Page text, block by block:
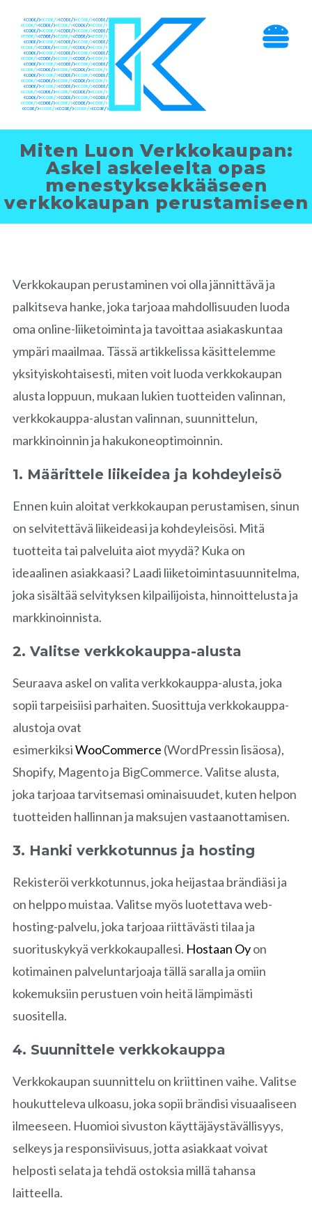
Miten Luon Verkkokaupan:
Askel askeleelta opas
menestyksekkääseen
verkkokaupan perustamiseen
Verkkokaupan perustaminen voi olla jännittävä ja
palkitseva hanke, joka tarjoaa mahdollisuuden luoda
oma online-liiketoiminta ja tavoittaa asiakaskuntaa
ympäri maailmaa. Tässä artikkelissa käsittelemme
yksityiskohtaisesti, miten voit luoda verkkokaupan
alusta loppuun, mukaan lukien tuotteiden valinnan,
verkkokauppa-alustan valinnan, suunnittelun,
markkinoinnin ja hakukoneoptimoinnin.
1. Määrittele liikeidea ja kohdeyleisö
Ennen kuin aloitat verkkokaupan perustamisen, sinun
on selvitettävä liikeideasi ja kohdeyleisösi. Mitä
tuotteita tai palveluita aiot myydä? Kuka on
ideaalinen asiakkaasi? Laadi liiketoimintasuunnitelma,
joka sisältää selvityksen kilpailijoista, hinnoittelusta ja
markkinoinnista.
2. Valitse verkkokauppa-alusta
Seuraava askel on valita verkkokauppa-alusta, joka
sopii tarpeisiisi parhaiten. Suosittuja verkkokauppa-
alustoja ovat
esimerkiksiWooCommerce (WordPressin lisäosa),
Shopify, Magento ja BigCommerce. Valitse alusta,
joka tarjoaa tarvitsemasi ominaisuudet, kuten helpon
tuotteiden hallinnan ja maksujen vastaanottamisen.
3. Hanki verkkotunnus ja hosting
Rekisteröi verkkotunnus, joka heijastaa brändiäsi ja
on helppo muistaa. Valitse myös luotettava web-
hosting-palvelu, joka tarjoaa riittävästi tilaa ja
suorituskykyä verkkokaupallesi. Hostaan Oyon
kotimainen palveluntarjoaja tällä saralla ja omiin
kokemuksiin perustuen voin heitä lämpimästi
suositella.
4. Suunnittele verkkokauppa
Verkkokaupan suunnittelu on kriittinen vaihe. Valitse
houkutteleva ulkoasu, joka sopii brändisi visuaaliseen
ilmeeseen. Huomioi sivuston käyttäjäystävällisyys,
selkeys ja responsiivisuus, jotta asiakkaat voivat
helposti selata ja tehdä ostoksia millä tahansa
laitteella.